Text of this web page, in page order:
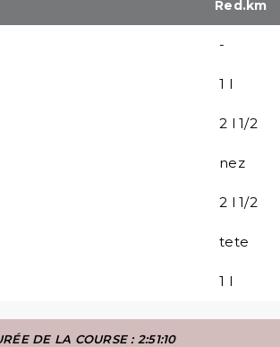
Red.km
-
1 l
2 l 1/2
nez
2 l 1/2
tete
1 l
DE LA COURSE : 2:51:10